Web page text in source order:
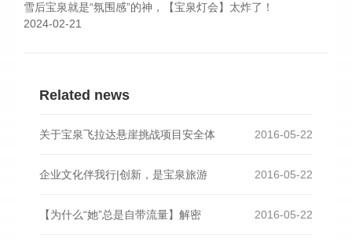
雪后宝泉就是“氛围感”的神，【宝泉灯会】太炸了！
2024-02-21
Related news
2016-05-22
关于宝泉飞拉达悬崖挑战项目安全体
2016-05-22
企业文化伴我行|创新，是宝泉旅游
2016-05-22
【为什么“她”总是自带流量】解密